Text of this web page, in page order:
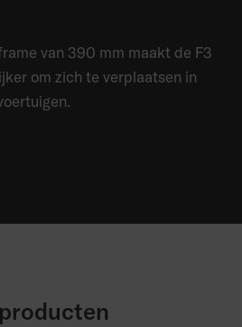
van 390 mm maakt de F3
om zich te verplaatsen in